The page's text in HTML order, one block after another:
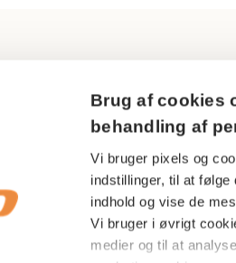
Brug af cookies
behandling af
Vi bruger pixels og
indstillinger, til at
indhold og vise de
Vi bruger i øvrigt
medier og til at
AP Pension
Sundkrogsgade 29
2150 Nordhavn
CVR nr 18 53 08 99